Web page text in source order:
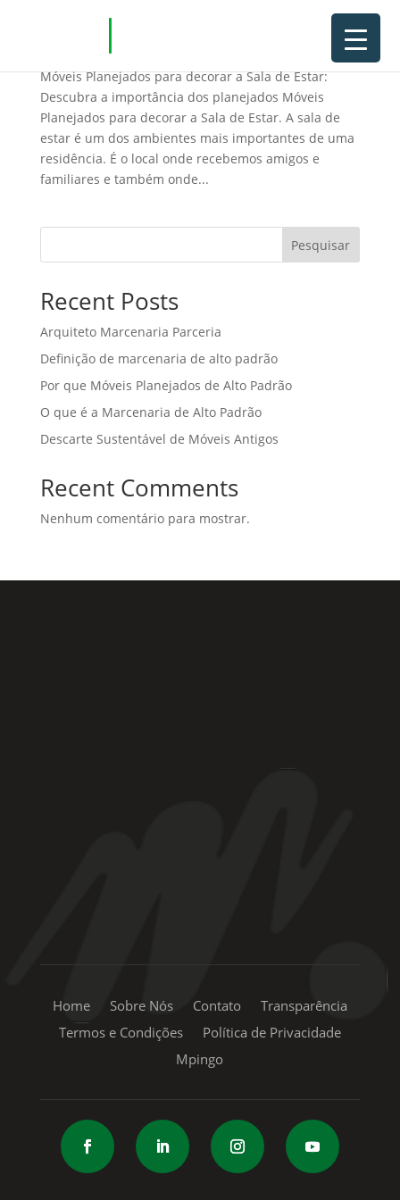
Móveis Planejados para decorar a Sala de Estar
Móveis Planejados para decorar a Sala de Estar:
Descubra a importância dos planejados Móveis
Planejados para decorar a Sala de Estar. A sala de
estar é um dos ambientes mais importantes de uma
residência. É o local onde recebemos amigos e
familiares e também onde...
Pesquisar
Recent Posts
Arquiteto Marcenaria Parceria
Definição de marcenaria de alto padrão
Por que Móveis Planejados de Alto Padrão
O que é a Marcenaria de Alto Padrão
Descarte Sustentável de Móveis Antigos
Recent Comments
Nenhum comentário para mostrar.
Home Sobre Nós Contato
Transparência
Termos e Condições
Política de Privacidade
Mpingo